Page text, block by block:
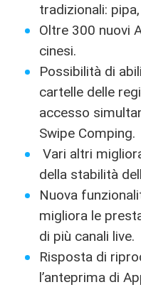
tradizionali:
Oltre 300 nuovi
cinesi.
Possibilità di
cartelle delle
accesso
Swipe Comping.
Vari altri
della stabilità
Nuova
migliora le
di più canali live.
Risposta di
l’anteprima di